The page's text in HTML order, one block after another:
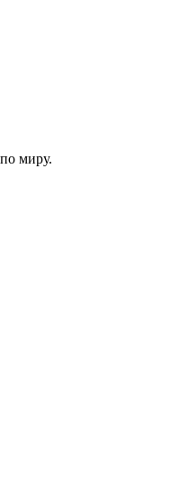
миру.